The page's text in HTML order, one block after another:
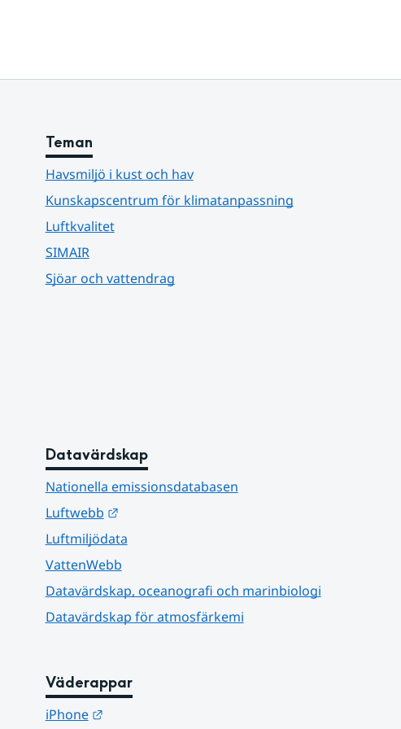
Teman
Havsmiljö i kust och hav
Kunskapscentrum för klimatanpassning
Luftkvalitet
SIMAIR
Sjöar och vattendrag
Datavärdskap
Nationella emissionsdatabasen
Luftwebb
Länk till annan webbplats.
Luftmiljödata
VattenWebb
Datavärdskap, oceanografi och marinbiologi
Datavärdskap för atmosfärkemi
Väderappar
iPhone Länk till annan webbplats.